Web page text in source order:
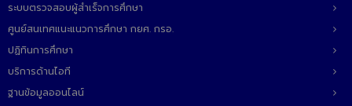
ผลงานคณะ
- ฐานข้อมูลงานวิจัย
- การจัดการความรู้ (KM Scitech)
ระบบตรวจสอบผู้สำเร็จการศึกษา
ศูนย์สนเทศแนะแนวการศึกษา กยศ. กรอ.
ปฏิทินการศึกษา
บริการด้านไอที
ฐานข้อมูลออนไลน์